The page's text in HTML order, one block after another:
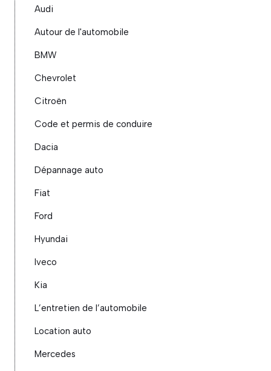
Audi
Autour de l'automobile
BMW
Chevrolet
Citroën
Code et permis de conduire
Dacia
Dépannage auto
Fiat
Ford
Hyundai
Iveco
Kia
L’entretien de l’automobile
Location auto
Mercedes